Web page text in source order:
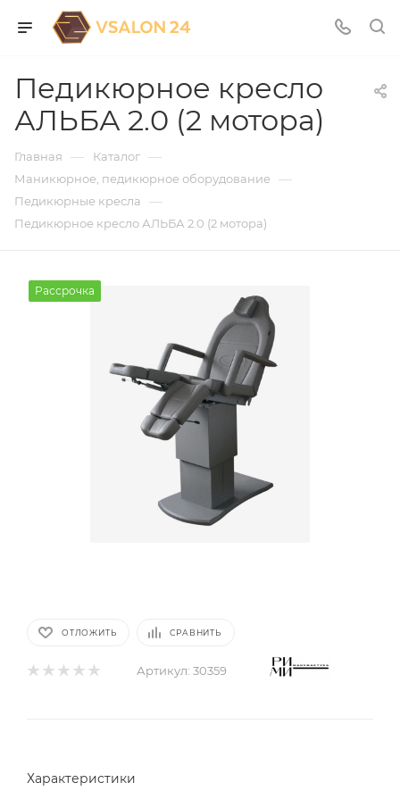
Педикюрное кресло
АЛЬБА 2.0 (2 мотора)
Главная — Каталог —
Маникюрное, педикюрное оборудование —
Педикюрные кресла —
Педикюрное кресло АЛЬБА 2.0 (2 мотора)
Рассрочка
ОТЛОЖИТЬ СРАВНИТЬ
Артикул: 30359
Характеристики